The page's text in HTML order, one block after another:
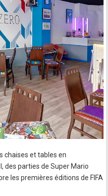
chaises et tables en
des parties de Super Mario
les premières éditions de FIFA